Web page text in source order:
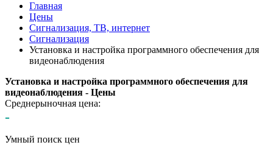
Главная
Цены
Сигнализация, ТВ, интернет
Сигнализация
Установка и настройка программного обеспечения для
видеонаблюдения
Установка и настройка программного обеспечения для
видеонаблюдения - Цены
Среднерыночная цена:
-
Умный поиск цен